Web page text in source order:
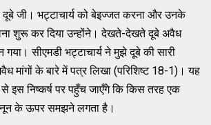
दूबे जी। भट्टाचार्य को बेइज्जत करना और उनके
शुरू कर दिया उन्होंने। देखते-देखते दूबे अवैध
गया। सीएमडी भट्टाचार्य ने मुझे दूबे की सारी
मांगों के बारे में पत्र लिखा (परिशिष्ट 18-1)। यह
इस निष्कर्ष पर पहुँच जाएँगे कि किस तरह एक
के ऊपर समझने लगता है।